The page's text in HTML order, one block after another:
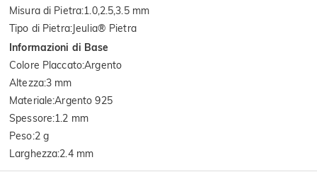
Misura di Pietra:1.0,2.5,3.5 mm
Tipo di Pietra:Jeulia® Pietra
Informazioni di Base
Colore Placcato:Argento
Altezza:3 mm
Materiale:Argento 925
Spessore:1.2 mm
Peso:2 g
Larghezza:2.4 mm